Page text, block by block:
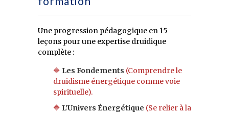
Une progression pédagogique en 15
leçons pour une expertise druidique
complète :
🔷 Les Fondements (Comprendre le
druidisme énergétique comme voie
spirituelle).
🔷 L'Univers Énergétique (Se relier à la